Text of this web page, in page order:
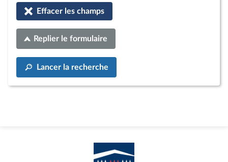
Effacer les champs
Replier le formulaire
Lancer la recherche